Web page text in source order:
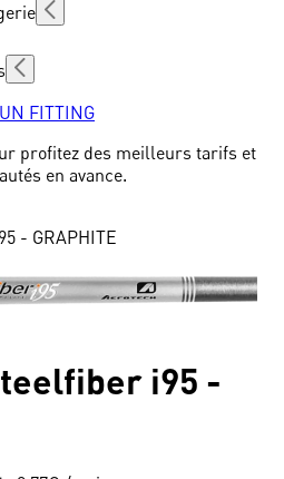
FITTING
profitez des meilleurs tarifs et
en avance.
- GRAPHITE
i95 -